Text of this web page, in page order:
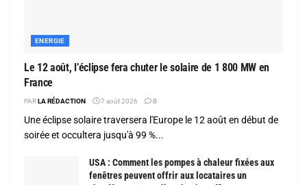
ENERGIE
Le 12 août, l’éclipse fera chuter le solaire de 1 800 MW en
France
PARLA RÉDACTION 7 août 2026 0
Une éclipse solaire traversera l'Europe le 12 août en début de
soirée et occultera jusqu'à 99 %...
USA : Comment les pompes à chaleur fixées aux
fenêtres peuvent offrir aux locataires un